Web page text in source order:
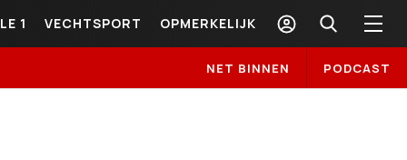
1 VECHTSPORT OPMERKELIJK
NET BINNEN PODCAST